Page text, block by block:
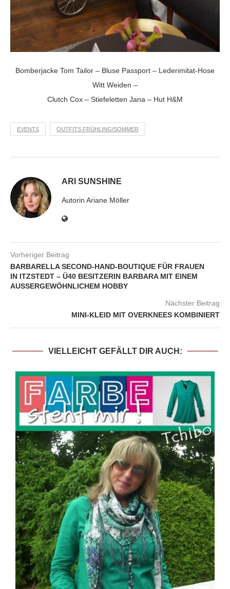
Bomberjacke Tom Tailor – Bluse Passport – Lederimitat-Hose
Witt Weiden –
Clutch Cox – Stiefeletten Jana – Hut H&M
EVENTS OUTFITS FRÜHLING/SOMMER
ARI SUNSHINE
Autorin Ariane Möller
Vorheriger Beitrag
BARBARELLA SECOND-HAND-BOUTIQUE FÜR FRAUEN
IN ITZSTEDT – Ü40 BESITZERIN BARBARA MIT EINEM
AUSSERGEWÖHNLICHEM HOBBY
Nächster Beitrag
MINI-KLEID MIT OVERKNEES KOMBINIERT
VIELLEICHT GEFÄLLT DIR AUCH: